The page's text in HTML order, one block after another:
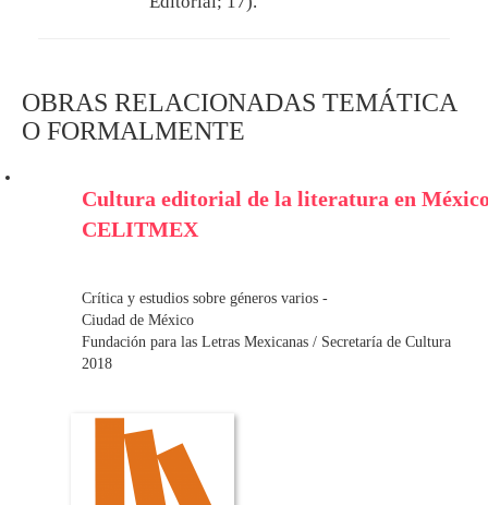
OBRAS RELACIONADAS TEMÁTICA
O FORMALMENTE
Cultura editorial de la literatura en
CELITMEX
Crítica y estudios sobre géneros varios -
Ciudad de México
Fundación para las Letras Mexicanas / Secretaría de Cultura
2018